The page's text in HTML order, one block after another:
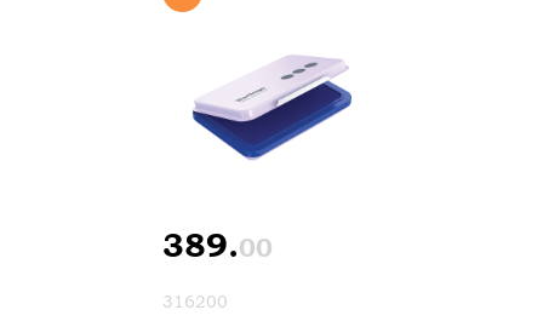
389.00
316200